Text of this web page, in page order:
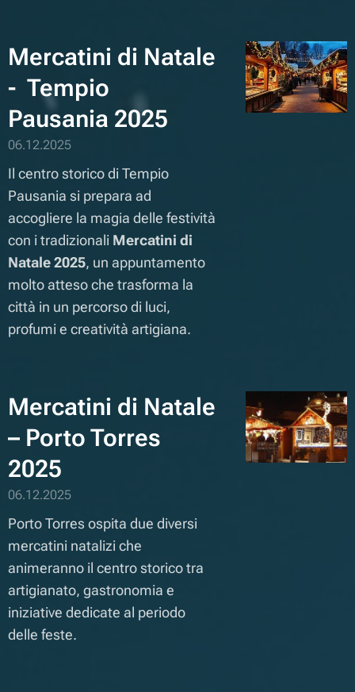
Mercatini di Natale
- Tempio
Pausania 2025
06.12.2025
Il centro storico di Tempio
Pausania si prepara ad
accogliere la magia delle festività
con i tradizionali Mercatini di
Natale 2025, un appuntamento
molto atteso che trasforma la
città in un percorso di luci,
profumi e creatività artigiana.
Mercatini di Natale
– Porto Torres
2025
06.12.2025
Porto Torres ospita due diversi
mercatini natalizi che
animeranno il centro storico tra
artigianato, gastronomia e
iniziative dedicate al periodo
delle feste.